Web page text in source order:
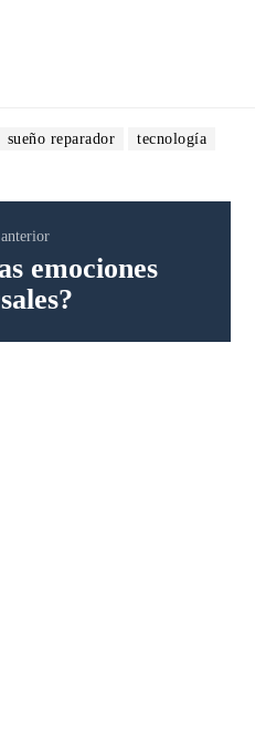
sueño reparador tecnología
emociones